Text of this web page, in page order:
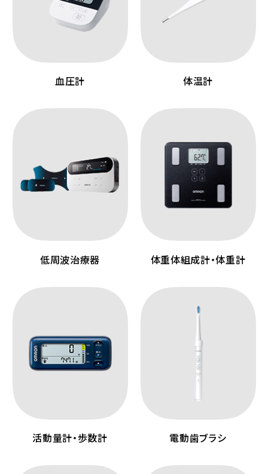
血圧計 体温計
低周波治療器 体重体組成計・体重計
活動量計・歩数計 電動歯ブラシ